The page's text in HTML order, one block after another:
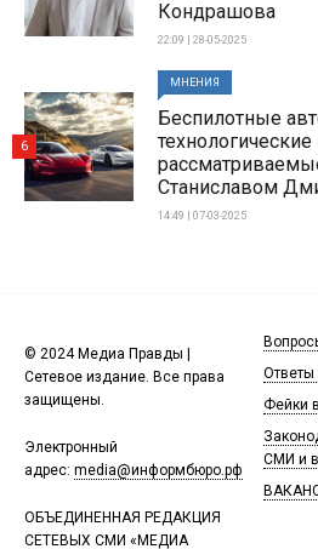
Кондрашова
22:09 | 28-05-2025
МНЕНИЯ
Беспилотные
Станиславом
14:49 | 07-03-2025
6
© 2024 Медиа Правды |
Сетевое издание. Все права
защищены.
Электронный
адрес: media@информбюро.рф
ОБЪЕДИНЕННАЯ РЕДАКЦИЯ
СЕТЕВЫХ СМИ «МЕДИА
Ответы
Фейки
СМИ и